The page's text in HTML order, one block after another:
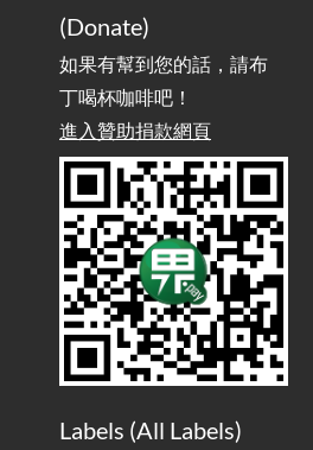
(Donate)
如果有幫到您的話，請布
丁喝杯咖啡吧！
進入贊助捐款網頁
Labels (All Labels)